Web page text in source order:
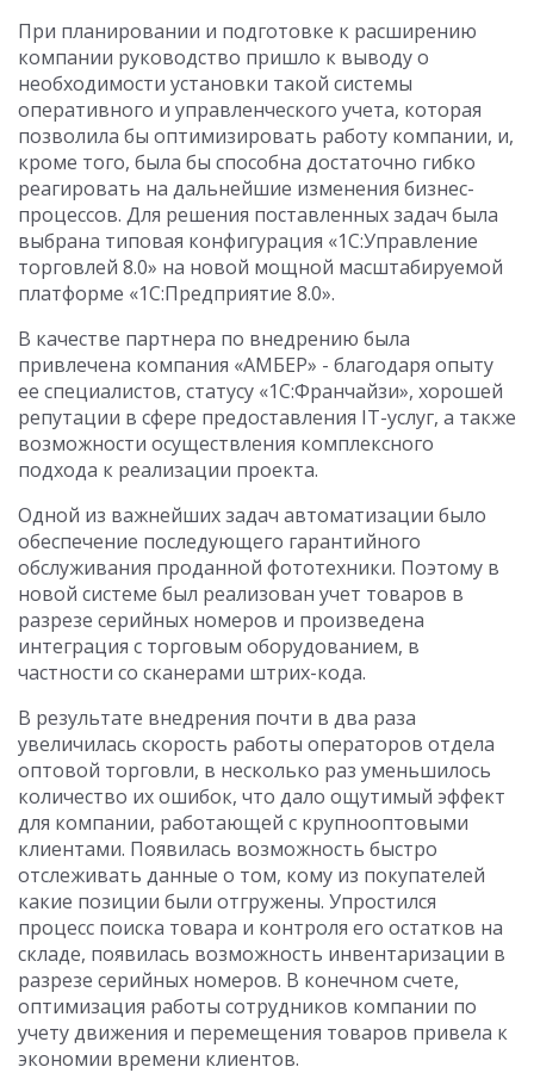
При планировании и подготовке к расширению
компании руководство пришло к выводу о
необходимости установки такой системы
оперативного и управленческого учета, которая
позволила бы оптимизировать работу компании, и,
кроме того, была бы способна достаточно гибко
реагировать на дальнейшие изменения бизнес-
процессов. Для решения поставленных задач была
выбрана типовая конфигурация «1С:Управление
торговлей 8.0» на новой мощной масштабируемой
платформе «1С:Предприятие 8.0».
В качестве партнера по внедрению была
привлечена компания «АМБЕР» - благодаря опыту
ее специалистов, статусу «1С:Франчайзи», хорошей
репутации в сфере предоставления IT-услуг, а также
возможности осуществления комплексного
подхода к реализации проекта.
Одной из важнейших задач автоматизации было
обеспечение последующего гарантийного
обслуживания проданной фототехники. Поэтому в
новой системе был реализован учет товаров в
разрезе серийных номеров и произведена
интеграция с торговым оборудованием, в
частности со сканерами штрих-кода.
В результате внедрения почти в два раза
увеличилась скорость работы операторов отдела
оптовой торговли, в несколько раз уменьшилось
количество их ошибок, что дало ощутимый эффект
для компании, работающей с крупнооптовыми
клиентами. Появилась возможность быстро
отслеживать данные о том, кому из покупателей
какие позиции были отгружены. Упростился
процесс поиска товара и контроля его остатков на
складе, появилась возможность инвентаризации в
разрезе серийных номеров. В конечном счете,
оптимизация работы сотрудников компании по
учету движения и перемещения товаров привела к
экономии времени клиентов.